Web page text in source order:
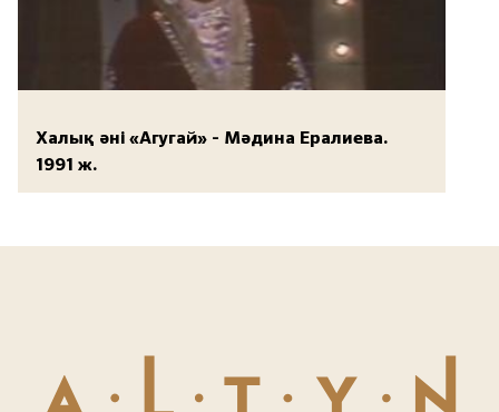
Халық әні «Агугай» - Мәдина Ералиева.
1991 ж.